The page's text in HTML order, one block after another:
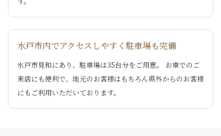
水戸市内でアクセスしやすく駐車場も完備
水戸市見和にあり、駐車場は35台分をご用意。 お車でのご
来店にも便利で、地元のお客様はもちろん県外からのお客様
にもご利用いただいております。